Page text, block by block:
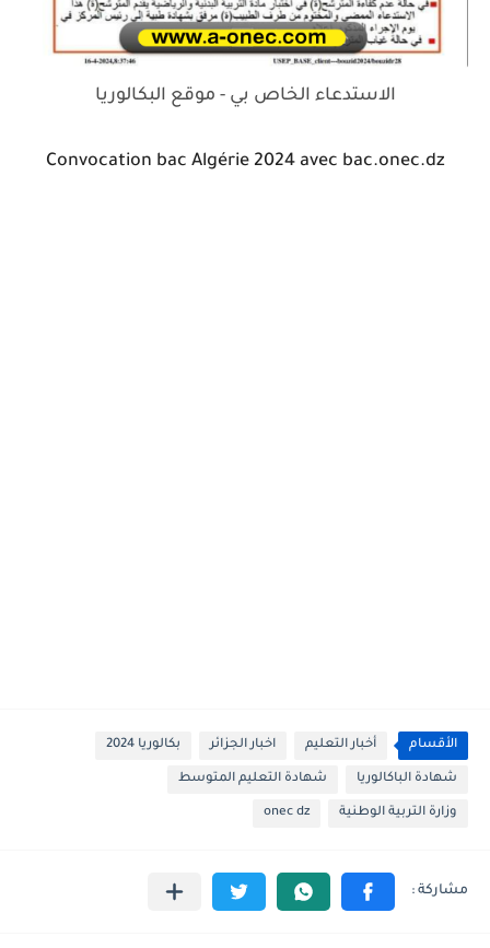
الاستدعاء الخاص بي - موقع البكالوريا
Convocation bac Algérie 2024 avec bac.onec.dz
الأقسام أخبار التعليم اخبار الجزائر بكالوريا 2024
شهادة الباكالوريا شهادة التعليم المتوسط
وزارة التربية الوطنية onec dz